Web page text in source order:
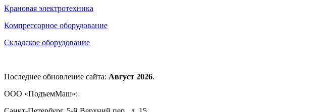
Крановая электротехника
Компрессорное оборудование
Складское оборудование
Последнее обновление сайта: Август 2026.
ООО «ПодъемМаш»: